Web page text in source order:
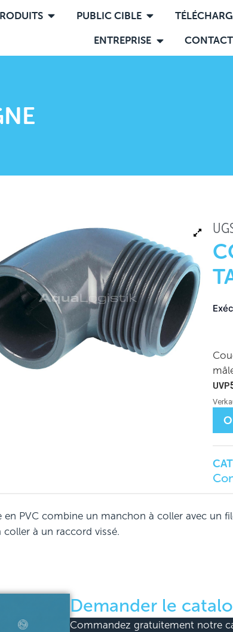
PUBLIC CIBLE
ENTREPRISE
CONTACT
en PVC combine un manchon à coller avec un
coller à un raccord vissé.
Demander le
Commandez gratuitement notre